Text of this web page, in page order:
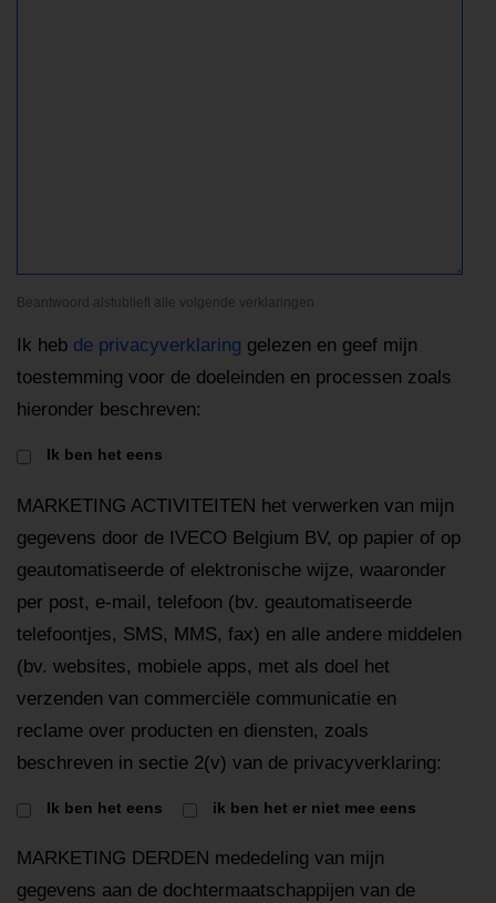
Beantwoord alstublieft alle volgende verklaringen
Ik heb de privacyverklaring gelezen en geef mijn
toestemming voor de doeleinden en processen zoals
hieronder beschreven:
Ik ben het eens
MARKETING ACTIVITEITEN het verwerken van mijn
gegevens door de IVECO Belgium BV, op papier of op
geautomatiseerde of elektronische wijze, waaronder
per post, e-mail, telefoon (bv. geautomatiseerde
telefoontjes, SMS, MMS, fax) en alle andere middelen
(bv. websites, mobiele apps, met als doel het
verzenden van commerciële communicatie en
reclame over producten en diensten, zoals
beschreven in sectie 2(v) van de privacyverklaring:
Ik ben het eens ik ben het er niet mee eens
MARKETING DERDEN mededeling van mijn
gegevens aan de dochtermaatschappijen van de